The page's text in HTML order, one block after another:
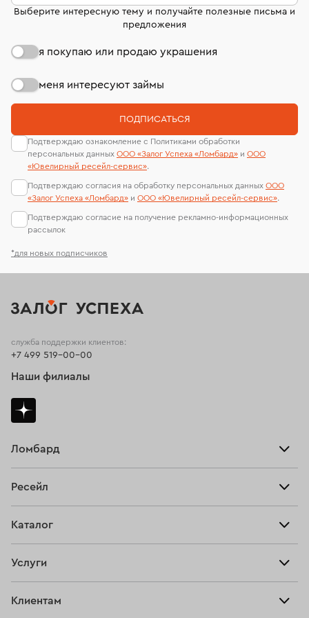
*для новых подписчиков
Выберите интересную тему и получайте полезные письма и
предложения
я покупаю или продаю украшения
меня интересуют займы
ПОДПИСАТЬСЯ
Подтверждаю ознакомление с Политиками обработки
персональных данных ООО «Залог Успеха «Ломбард» и ООО
«Ювелирный ресейл-сервиc».
Подтверждаю согласия на обработку персональных данных ООО
«Залог Успеха «Ломбард» и ООО «Ювелирный ресейл-сервиc».
Подтверждаю согласие на получение рекламно-информационных
рассылок
Ломбард
Тарифы
Ресейл
Купить
Каталог
Серьги
Услуги
Клиентам
служба поддержки клиентов:
+7 499 519-00-00
Наши филиалы